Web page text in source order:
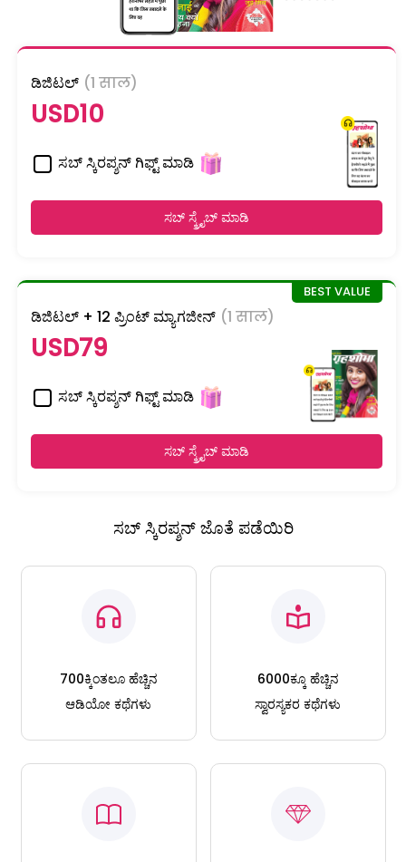
ಡಿಜಿಟಲ್ (1 साल)
USD10
ಸಬ್ ಸ್ಕಿರಪ್ಶನ್ ಗಿಫ್ಟ್ ಮಾಡಿ
ಸಬ್ ಸ್ಕ್ರೈಬ್ ಮಾಡಿ
ಡಿಜಿಟಲ್ + 12 ಪ್ರಿಂಟ್ ಮ್ಯಾಗಜೀನ್ (1 साल)
USD79
ಸಬ್ ಸ್ಕಿರಪ್ಶನ್ ಗಿಫ್ಟ್ ಮಾಡಿ
ಸಬ್ ಸ್ಕ್ರೈಬ್ ಮಾಡಿ
ಸಬ್ ಸ್ಕಿರಪ್ಶನ್ ಜೊತೆ ಪಡೆಯಿರಿ
700ಕ್ಕಿಂತಲೂ ಹೆಚ್ಚಿನ
ಆಡಿಯೋ ಕಥೆಗಳು
6000ಕ್ಕೂ ಹೆಚ್ಚಿನ
ಸ್ವಾರಸ್ಯಕರ ಕಥೆಗಳು